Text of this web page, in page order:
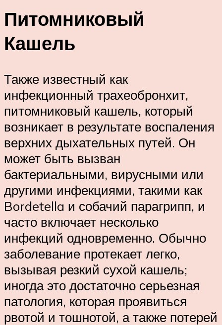
Питомниковый
Кашель
Также известный как
инфекционный трахеобронхит,
питомниковый кашель, который
возникает в результате воспаления
верхних дыхательных путей. Он
может быть вызван
бактериальными, вирусными или
другими инфекциями, такими как
Bordetella и собачий парагрипп, и
часто включает несколько
инфекций одновременно. Обычно
заболевание протекает легко,
вызывая резкий сухой кашель;
иногда это достаточно серьезная
патология, которая проявиться
рвотой и тошнотой, а также потерей